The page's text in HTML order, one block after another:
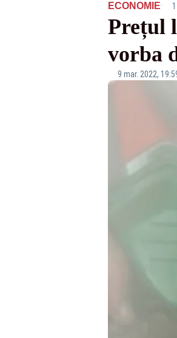
ECONOMIE·
Prețul
vorba
9 mar. 2022,